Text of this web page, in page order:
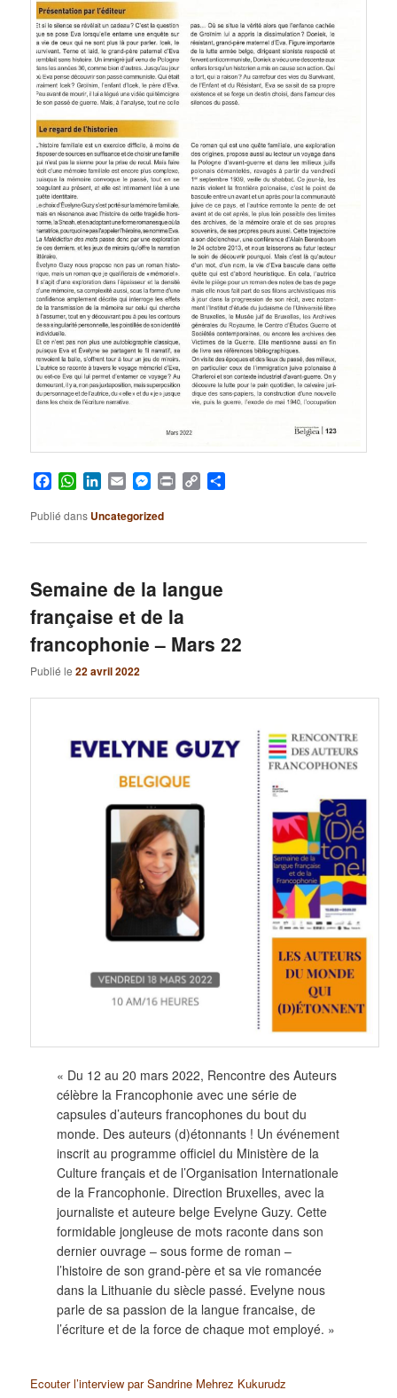
Facebook
WhatsApp
LinkedIn
EmailMessenger
Print Copy
Publié dans Uncategorized
Semaine de la langue
française et de la
francophonie – Mars 22
Publié le22 avril 2022
« Du 12 au 20 mars 2022, Rencontre des Auteurs
célèbre la Francophonie avec une série de
capsules d’auteurs francophones du bout du
monde. Des auteurs (d)étonnants ! Un événement
inscrit au programme officiel du Ministère de la
Culture français et de l’Organisation Internationale
de la Francophonie. Direction Bruxelles, avec la
journaliste et auteure belge Evelyne Guzy. Cette
formidable jongleuse de mots raconte dans son
dernier ouvrage – sous forme de roman –
l’histoire de son grand-père et sa vie romancée
dans la Lithuanie du siècle passé. Evelyne nous
parle de sa passion de la langue francaise, de
l’écriture et de la force de chaque mot employé. »
Ecouter l’interview par Sandrine Mehrez Kukurudz